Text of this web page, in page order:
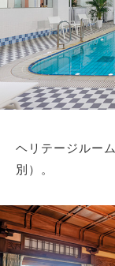
ヘリテージルー
別）。